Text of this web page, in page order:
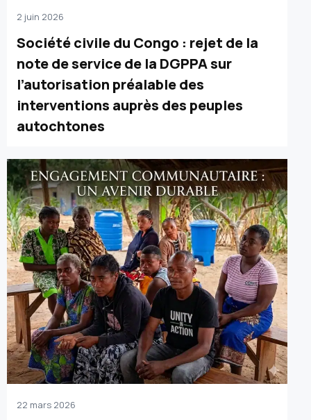
2 juin 2026
Société civile du Congo : rejet de la
note de service de la DGPPA sur
l’autorisation préalable des
interventions auprès des peuples
autochtones
22 mars 2026